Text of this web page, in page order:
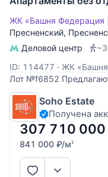
ЖК «Башня Федерация
Пресненский,
Деловой центр
ID: 114477 · ЖК «Башня
Лот №f6852
отделки. Панорамное
потолки.Soho Estate
Получена
307 710 000
841 000 ₽/м2